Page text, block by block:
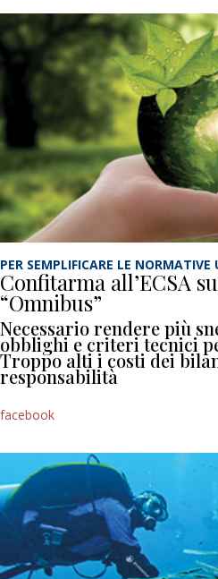
PER SEMPLIFICARE LE
Confitarma all’ECSA
“Omnibus”
Necessario rendere più
obblighi e criteri tecnici
Troppo alti i costi dei
responsabilità
facebook